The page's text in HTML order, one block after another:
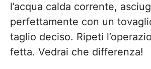
l’acqua calda corrente,
perfettamente con un
taglio deciso. Ripeti
fetta. Vedrai che differenza!